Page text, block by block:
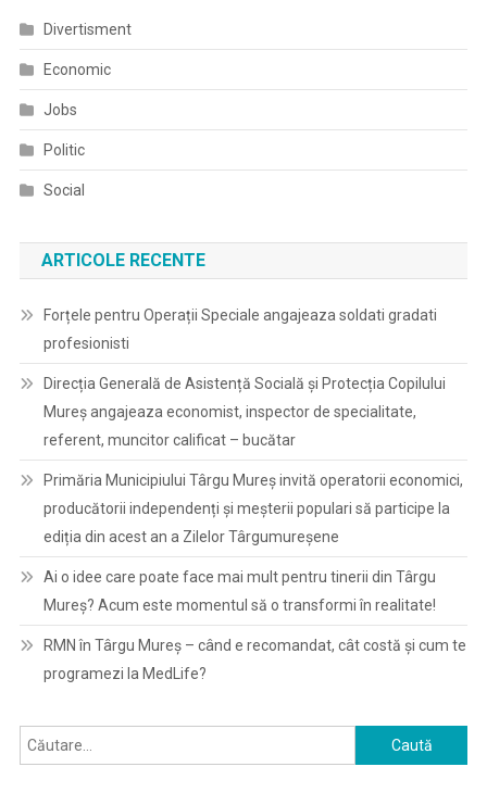
Divertisment
Economic
Jobs
Politic
Social
ARTICOLE RECENTE
Forțele pentru Operații Speciale angajeaza soldati gradati
profesionisti
Direcția Generală de Asistență Socială și Protecția Copilului
Mureș angajeaza economist, inspector de specialitate,
referent, muncitor calificat – bucătar
Primăria Municipiului Târgu Mureș invită operatorii economici,
producătorii independenți și meșterii populari să participe la
ediția din acest an a Zilelor Târgumureșene
Ai o idee care poate face mai mult pentru tinerii din Târgu
Mureș? Acum este momentul să o transformi în realitate!
RMN în Târgu Mureș – când e recomandat, cât costă și cum te
programezi la MedLife?
Caută
după: